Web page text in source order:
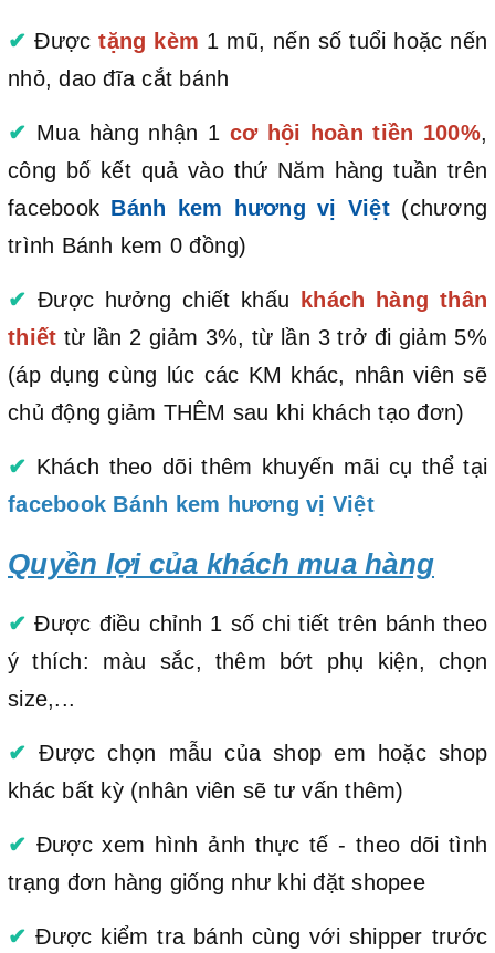
✔ Được tặng kèm 1 mũ, nến số tuổi hoặc nến
nhỏ, dao đĩa cắt bánh
✔ Mua hàng nhận 1 cơ hội hoàn tiền 100%,
công bố kết quả vào thứ Năm hàng tuần trên
facebook Bánh kem hương vị Việt(chương
trình Bánh kem 0 đồng)
✔ Được hưởng chiết khấu khách hàng thân
thiết từ lần 2 giảm 3%, từ lần 3 trở đi giảm 5%
(áp dụng cùng lúc các KM khác, nhân viên sẽ
chủ động giảm THÊM sau khi khách tạo đơn)
✔ Khách theo dõi thêm khuyến mãi cụ thể tại
facebook Bánh kem hương vị Việt
Quyền lợi của khách mua hàng
✔ Được điều chỉnh 1 số chi tiết trên bánh theo
ý thích: màu sắc, thêm bớt phụ kiện, chọn
size,...
✔ Được chọn mẫu của shop em hoặc shop
khác bất kỳ (nhân viên sẽ tư vấn thêm)
✔ Được xem hình ảnh thực tế - theo dõi tình
trạng đơn hàng giống như khi đặt shopee
✔ Được kiểm tra bánh cùng với shipper trước